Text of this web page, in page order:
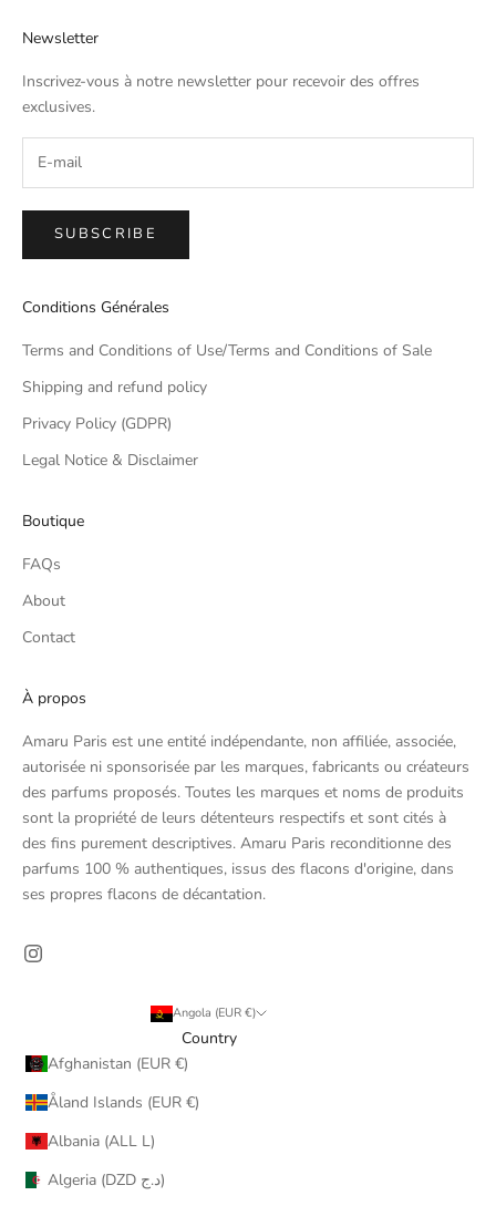
Newsletter
Inscrivez-vous à notre newsletter pour recevoir des offres
exclusives.
SUBSCRIBE
Conditions Générales
Terms and Conditions of Use/Terms and Conditions of Sale
Shipping and refund policy
Privacy Policy (GDPR)
Legal Notice & Disclaimer
Boutique
FAQs
About
Contact
À propos
Amaru Paris est une entité indépendante, non affiliée, associée,
autorisée ni sponsorisée par les marques, fabricants ou créateurs
des parfums proposés. Toutes les marques et noms de produits
sont la propriété de leurs détenteurs respectifs et sont cités à
des fins purement descriptives. Amaru Paris reconditionne des
parfums 100 % authentiques, issus des flacons d'origine, dans
ses propres flacons de décantation.
Angola (EUR €)
Country
Afghanistan (EUR €)
Åland Islands (EUR €)
Albania (ALL L)
Algeria (DZD د.ج)